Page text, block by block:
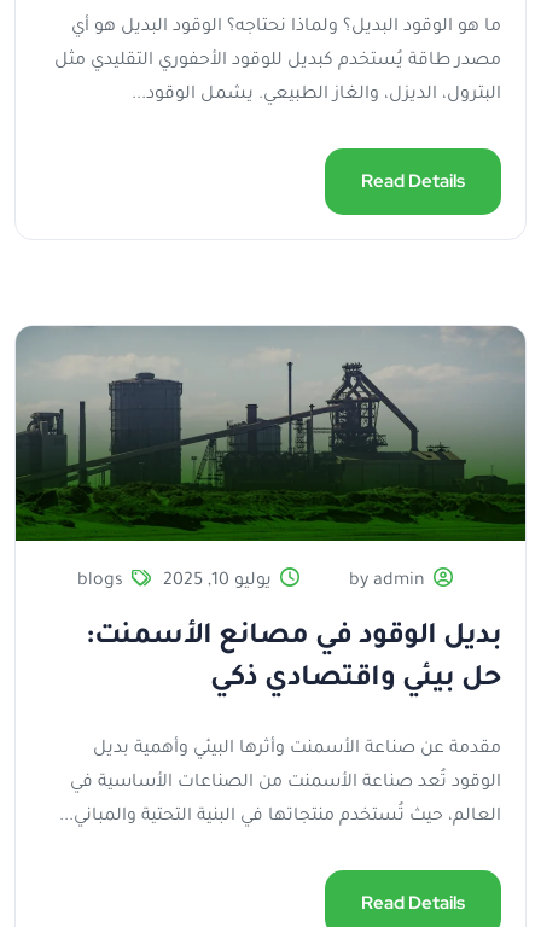
ما هو الوقود البديل؟ ولماذا نحتاجه؟ الوقود البديل هو أي
مصدر طاقة يُستخدم كبديل للوقود الأحفوري التقليدي مثل
البترول، الديزل، والغاز الطبيعي. يشمل الوقود...
Read Details
by admin يوليو 10, 2025 blogs
بديل الوقود في مصانع الأسمنت:
حل بيئي واقتصادي ذكي
مقدمة عن صناعة الأسمنت وأثرها البيئي وأهمية بديل
الوقود تُعد صناعة الأسمنت من الصناعات الأساسية في
العالم، حيث تُستخدم منتجاتها في البنية التحتية والمباني...
Read Details